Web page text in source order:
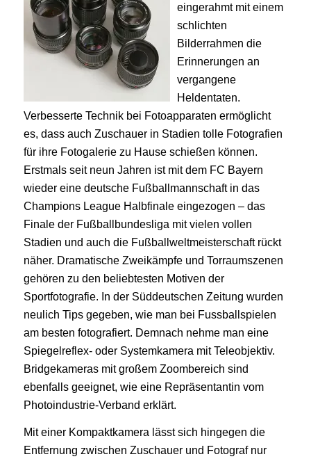
eingerahmt mit einem
schlichten
Bilderrahmen die
Erinnerungen an
vergangene
Heldentaten.
Verbesserte Technik bei Fotoapparaten ermöglicht
es, dass auch Zuschauer in Stadien tolle Fotografien
für ihre Fotogalerie zu Hause schießen können.
Erstmals seit neun Jahren ist mit dem FC Bayern
wieder eine deutsche Fußballmannschaft in das
Champions League Halbfinale eingezogen – das
Finale der Fußballbundesliga mit vielen vollen
Stadien und auch die Fußballweltmeisterschaft rückt
näher. Dramatische Zweikämpfe und Torraumszenen
gehören zu den beliebtesten Motiven der
Sportfotografie. In der Süddeutschen Zeitung wurden
neulich Tips gegeben, wie man bei Fussballspielen
am besten fotografiert. Demnach nehme man eine
Spiegelreflex- oder Systemkamera mit Teleobjektiv.
Bridgekameras mit großem Zoombereich sind
ebenfalls geeignet, wie eine Repräsentantin vom
Photoindustrie-Verband erklärt.
Mit einer Kompaktkamera lässt sich hingegen die
Entfernung zwischen Zuschauer und Fotograf nur